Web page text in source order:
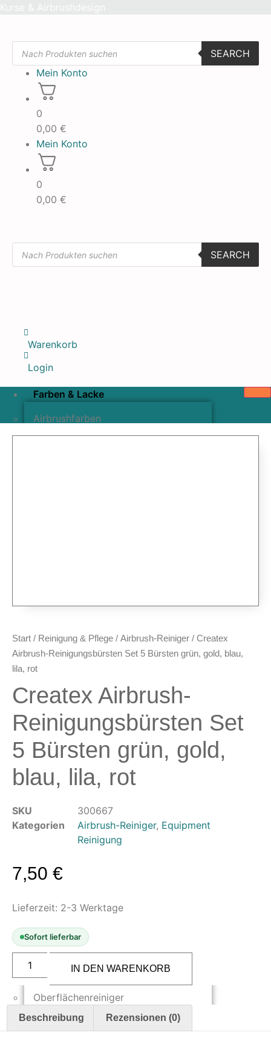
Products
search
SEARCH
Mein Konto
0
0,00 €
Mein Konto
0
0,00 €
Products
search
SEARCH
Warenkorb
Login
Farben & Lacke
Airbrushfarben
Pinselfarben & Farbsätze
Schläuche & Kupplungen
Anschlüsse & Verschraubungen
Luftfilter & Druckregler
Werkzeuge & Malzubehör
Pinsel & Stifte
Pinstriping & Linienführung
Radierer & Schneidewerkzeuge
Plotter & Zubehör
Modellbau-Zubehör
Untergründe & Papier
Oberflächenvorbereitung &
Bearbeitung
Schleif- & Poliermittel
Maskierung & Schablonen
Maskierfolien & Maskierbänder
Schablonen & Templates
Reinigung & Pflege
Oberflächenreiniger
Airbrush-Reiniger
Start / Reinigung & Pflege / Airbrush-Reiniger / Createx
Airbrush-Reinigungsbürsten Set 5 Bürsten grün, gold, blau,
lila, rot
Createx Airbrush-
Reinigungsbürsten Set
5 Bürsten grün, gold,
blau, lila, rot
SKU
300667
Kategorien
Airbrush-Reiniger, Equipment
Reinigung
7,50 €
Lieferzeit: 2-3 Werktage
Sofort lieferbar
Createx
Airbrush-
Reinigungsbürsten
Set
5
Bürsten
grün,
gold,
blau,
IN DEN WARENKORB
Beschreibung Rezensionen (0)